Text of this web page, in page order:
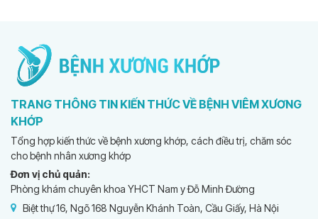
TRANG THÔNG TIN KIẾN THỨC VỀ BỆNH VIÊM XƯƠNG
KHỚP
Tổng hợp kiến thức về bệnh xương khớp, cách điều trị, chăm sóc
cho bệnh nhân xương khớp
Đơn vị chủ quản:
Phòng khám chuyên khoa YHCT Nam y Đỗ Minh Đường
Biệt thự 16, Ngõ 168 Nguyễn Khánh Toàn, Cầu Giấy, Hà Nội